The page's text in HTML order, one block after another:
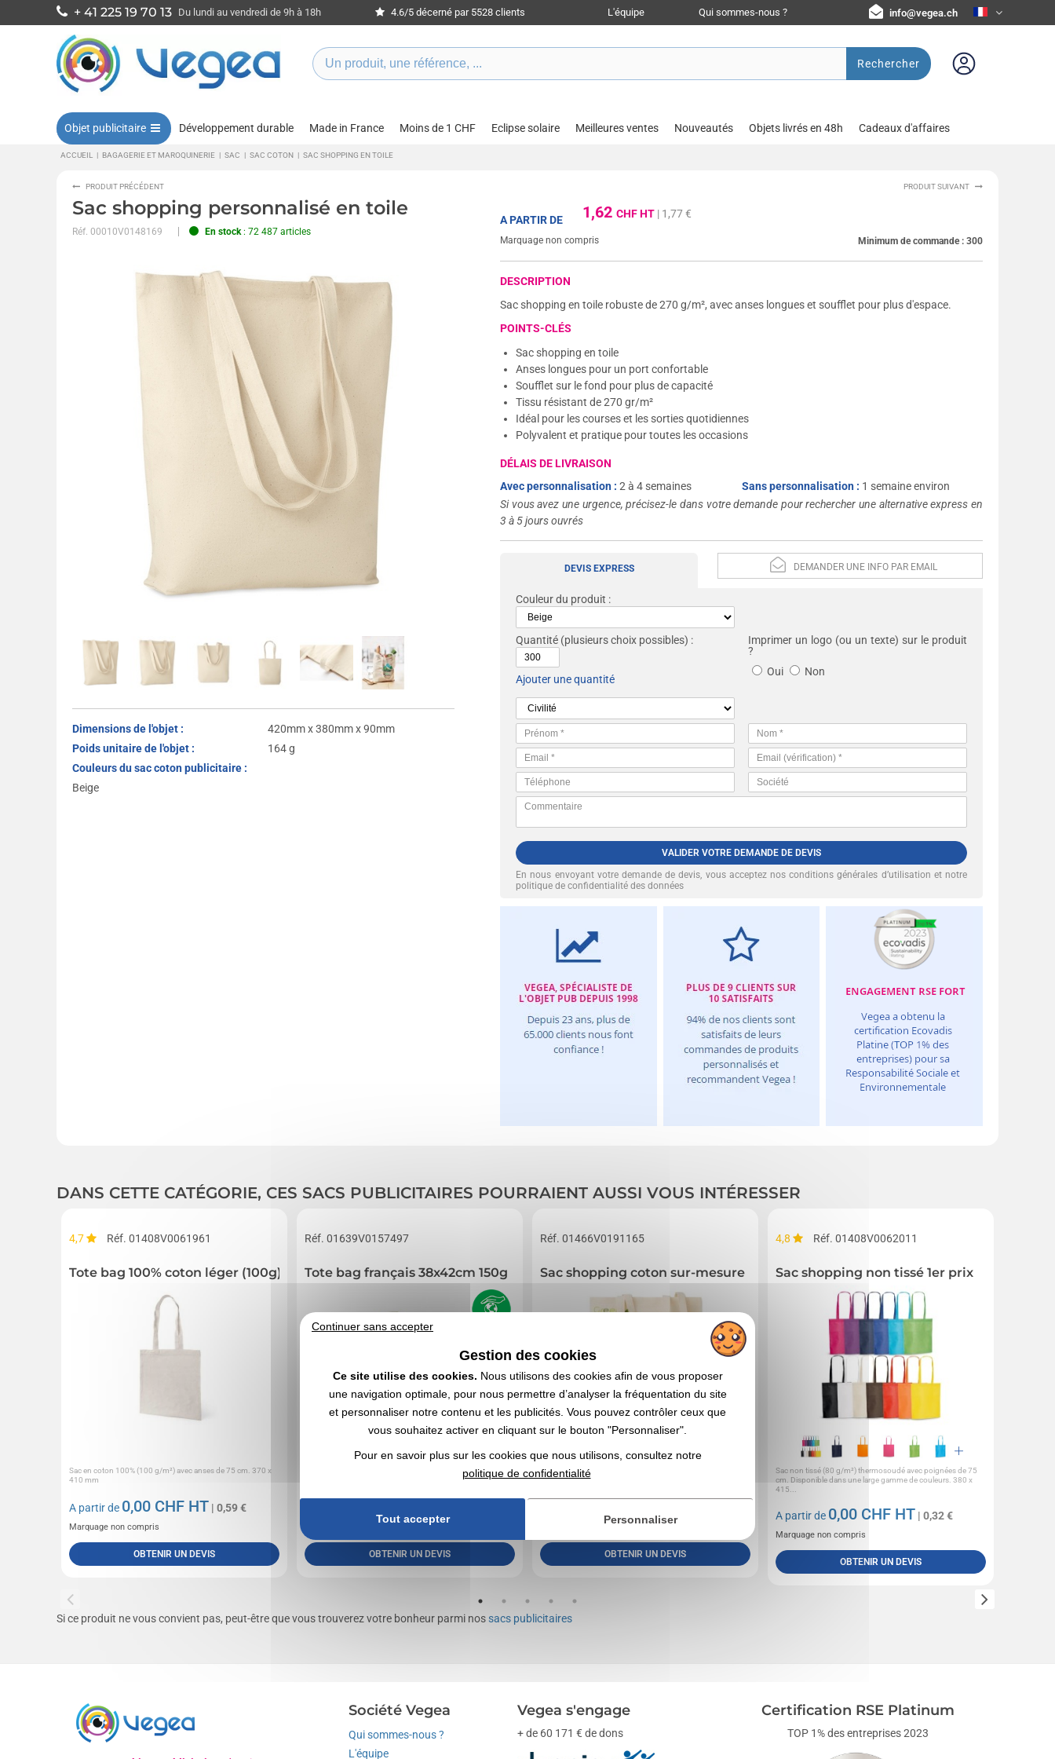
+ 41 225 19 70 13 Du lundi au vendredi de 9h à 18h 4.6/5 décerné par 5528 clients L'équipe Qui sommes-nous ? info@vegea.ch
Rechercher
Objet publicitaire Développement durable Made in France Moins de 1 CHF Eclipse solaire Meilleures ventes Nouveautés Objets livrés en 48h Cadeaux d'affaires
ACCUEIL | BAGAGERIE ET MAROQUINERIE | SAC | SAC COTON | SAC SHOPPING EN TOILE
PRODUIT PRÉCÉDENT PRODUIT SUIVANT
Sac shopping personnalisé en toile
Réf. 00010V0148169 En stock: 72 487 articles
Dimensions de l'objet :
420mm x 380mm x 90mm
Poids unitaire de l'objet :
164 g
Couleurs du sac coton publicitaire :
Beige
1,62CHF HT | 1,77 €
A PARTIR DE
Marquage non compris Minimum de commande : 300
DESCRIPTION
Sac shopping en toile robuste de 270 g/m², avec anses longues et soufflet pour plus d'espace.
POINTS-CLÉS
Sac shopping en toile
Anses longues pour un port confortable
Soufflet sur le fond pour plus de capacité
Tissu résistant de 270 gr/m²
Idéal pour les courses et les sorties quotidiennes
Polyvalent et pratique pour toutes les occasions
DÉLAIS DE LIVRAISON
Avec personnalisation :2 à 4 semaines Sans personnalisation : 1 semaine environ
Si vous avez une urgence, précisez-le dans votre demande pour rechercher une alternative express en
3 à 5 jours ouvrés
DEMANDER UNE INFO PAR EMAIL
DEVIS EXPRESS
Couleur du produit :
Quantité (plusieurs choix possibles) :
Ajouter une quantité
Imprimer un logo (ou un texte) sur le produit
?
Oui
Non
VALIDER VOTRE DEMANDE DE DEVIS
En nous envoyant votre demande de devis, vous acceptez nosconditions générales d’utilisation et notre
politique de confidentialité des données
DANS CETTE CATÉGORIE, CES SACS PUBLICITAIRES POURRAIENT AUSSI VOUS INTÉRESSER
4,7 Réf. 01408V0061961
Tote bag 100% coton léger (100g)
Sac en coton 100% (100 g/m²) avec anses de 75 cm. 370 x
410 mm
A partir de 0,00 CHF HT | 0,59 €
Marquage non compris
OBTENIR UN DEVIS
Réf. 01639V0157497
Tote bag français 38x42cm 150g
Tote bag Fabriqué en France - Filage, Tissage et Confection
Francaise solidaire - 100 % Coton. Label tissu: OekoTex....
OBTENIR UN DEVIS
Réf. 01466V0191165
Sac shopping coton sur-mesure
Sac 100% coton 38x42cm; anses 70x2cm. , , Prix valable
pour un sac 140g coloris écru, options avec surcoût:, - sac...
Marquage compris
OBTENIR UN DEVIS
4,8 Réf. 01408V0062011
Sac shopping non tissé 1er prix
Sac non tissé (80 g/m²) thermosoudé avec poignées de 75
cm. Disponible dans une large gamme de couleurs. 380 x
415...
A partir de 0,00 CHF HT | 0,32 €
Marquage non compris
OBTENIR UN DEVIS
Si ce produit ne vous convient pas, peut-être que vous trouverez votre bonheur parmi nos sacs publicitaires
Société Vegea
Qui sommes-nous ?
L'équipe
Vegea s'engage
+ de 60 171 € de dons
Certification RSE Platinum
TOP 1% des entreprises 2023
Continuer sans accepter
Gestion des cookies
Ce site utilise des cookies. Nous utilisons des cookies afin de vous proposer
une navigation optimale, pour nous permettre d’analyser la fréquentation du site
et personnaliser notre contenu et les publicités. Vous pouvez contrôler ceux que
vous souhaitez activer en cliquant sur le bouton "Personnaliser".
Pour en savoir plus sur les cookies que nous utilisons, consultez notre
politique de confidentialité
Tout accepter Personnaliser